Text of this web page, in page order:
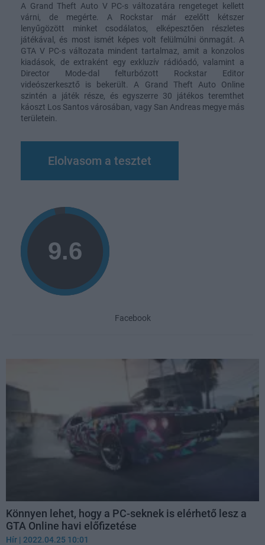
A Grand Theft Auto V PC-s változatára rengeteget kellett
várni, de megérte. A Rockstar már ezelőtt kétszer
lenyűgözött minket csodálatos, elképesztően részletes
játékával, és most ismét képes volt felülmúlni önmagát. A
GTA V PC-s változata mindent tartalmaz, amit a konzolos
kiadások, de extraként egy exkluzív rádióadó, valamint a
Director Mode-dal felturbózott Rockstar Editor
videószerkesztő is bekerült. A Grand Theft Auto Online
szintén a játék része, és egyszerre 30 játékos teremthet
káoszt Los Santos városában, vagy San Andreas megye más
területein.
Elolvasom a tesztet
Facebook
Könnyen lehet, hogy a PC-seknek is elérhető lesz a
GTA Online havi előfizetése
Hír | 2022.04.25 10:01